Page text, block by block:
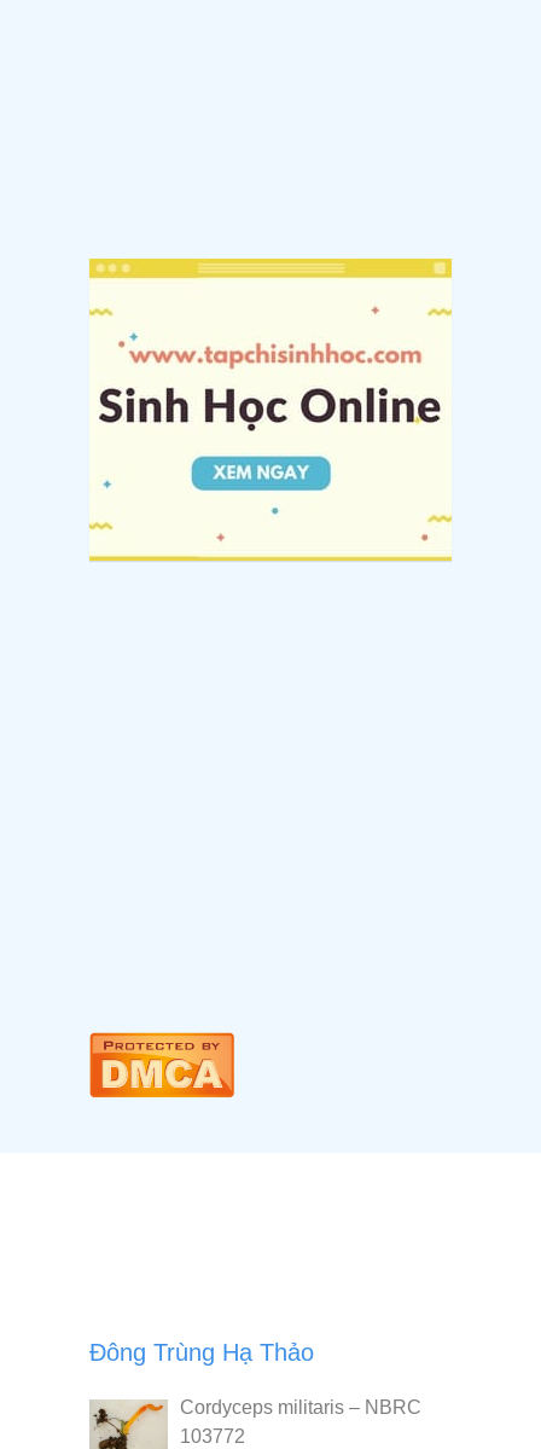
Đông Trùng Hạ Thảo
Cordyceps militaris – NBRC
103772